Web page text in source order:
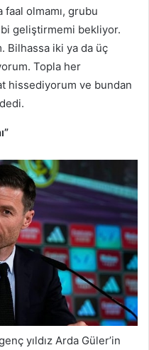
faal olmamı, grubu
geliştirmemi bekliyor.
Bilhassa iki ya da üç
Topla her
hissediyorum ve bundan
yıldız Arda Güler’in